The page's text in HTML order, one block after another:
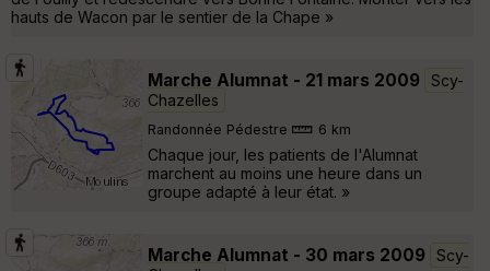
hauts de Wacon par le sentier de la Chape »
Marche Alumnat - 21 mars 2009
Scy-
Chazelles
Randonnée Pédestre 6 km
Chaque jour, les patients de l'Alumnat
marchent au moins une heure dans un
groupe adapté à leur état. »
Marche Alumnat - 30 mars 2009
Scy-